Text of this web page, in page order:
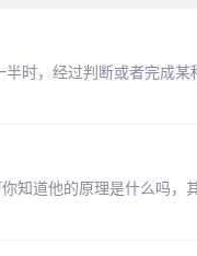
时，经过判断或者完成
知道他的原理是什么吗